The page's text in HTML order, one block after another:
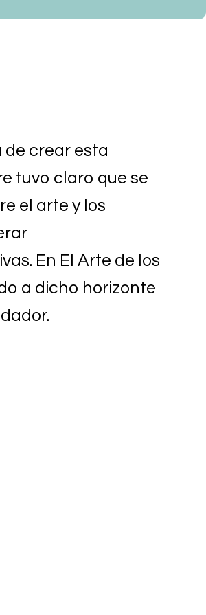
de crear esta
tuvo claro que se
el arte y los
En El Arte de los
a dicho horizonte